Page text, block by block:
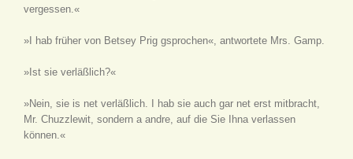
vergessen.«
»I hab früher von Betsey Prig gsprochen«, antwortete Mrs. Gamp.
»Ist sie verläßlich?«
»Nein, sie is net verläßlich. I hab sie auch gar net erst mitbracht,
Mr. Chuzzlewit, sondern a andre, auf die Sie Ihna verlassen
können.«